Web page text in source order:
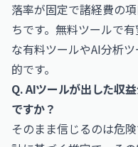
落率が固定で諸経費の
ちです。無料ツールで
な有料ツールやAI分析
的です。
Q. AIツールが出した収
ですか？
そのまま信じるのは危